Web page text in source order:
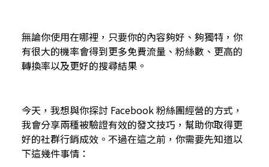
無論你使用在哪裡，只要你的內容夠好、夠獨特，你
有很大的機率會得到更多免費流量、粉絲數、更高的
轉換率以及更好的搜尋結果。
今天，我想與你探討 Facebook 粉絲團經營的方式，
我會分享兩種被驗證有效的發文技巧，幫助你取得更
好的社群行銷成效。不過在這之前，你需要先知道以
下這幾件事情：